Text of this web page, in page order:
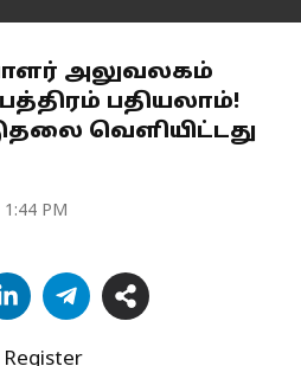
அலுவலகம்
பதியலாம்!
வெளியிட்டது
1:44 PM